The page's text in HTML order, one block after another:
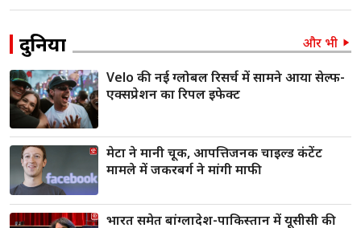
दुनिया
और भी
Velo की नई ग्लोबल रिसर्च में सामने आया सेल्फ-
एक्सप्रेशन का रिपल इफेक्ट
मेटा ने मानी चूक, आपत्तिजनक चाइल्ड कंटेंट
मामले में जकरबर्ग ने मांगी माफी
भारत समेत बांग्लादेश-पाकिस्तान में यूसीसी की